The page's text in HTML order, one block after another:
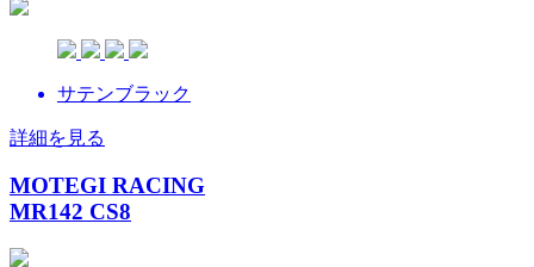
サテンブラック
詳細を見る
MOTEGI RACING
MR142 CS8